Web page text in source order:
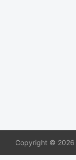
Copyright © 2026